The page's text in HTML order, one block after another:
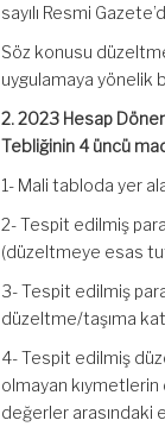
sayılı Resmi
Söz konusu
uygulamaya yönelik
2. 2023 Hesap
Tebliğinin 4 üncü
1- Mali tabloda yer
2- Tespit edilmiş
(düzeltmeye esas
3- Tespit edilmiş
düzeltme/taşıma
4- Tespit edilmiş
olmayan
değerler arasındaki